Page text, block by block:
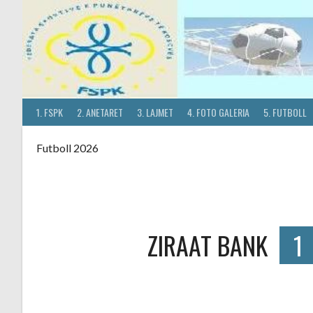
content
1. FSPK 2. ANETARET 3. LAJMET 4. FOTO GALERIA 5. FUTBOLL
Futboll 2026
ZIRAAT BANK 1